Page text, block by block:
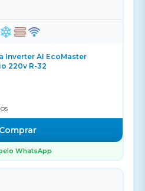
Inverter AI EcoMaster
220v R-32
Comprar
WhatsApp